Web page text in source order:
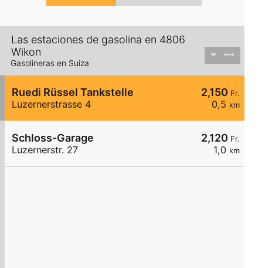
Las estaciones de gasolina en 4806
Wikon
Gasolineras en Suiza
2,150 Fr.
0,5 km
Ruedi Rüssel Tankstelle
Luzernerstrasse 4
2,120 Fr.
1,0 km
Schloss-Garage
Luzernerstr. 27